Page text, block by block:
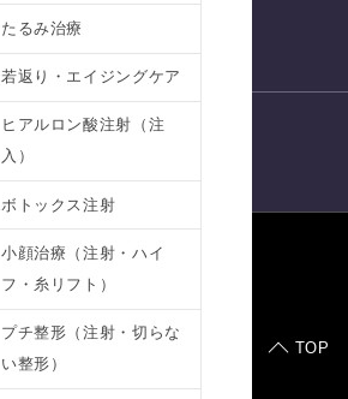
たるみ治療
若返り・エイジングケア
ヒアルロン酸注射（注
入）
ボトックス注射
小顔治療（注射・ハイ
フ・糸リフト）
プチ整形（注射・切らな
い整形）
TOP